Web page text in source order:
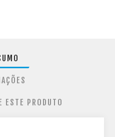
ESTE PRODUTO